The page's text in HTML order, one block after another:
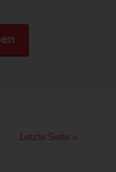
Letzte Seite »